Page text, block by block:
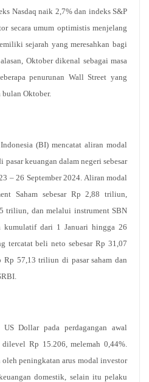
Nasdaq naik 2,7% dan indeks S&P
secara umum optimistis menjelang
sejarah yang meresahkan bagi
Oktober dikenal sebagai masa
penurunan Wall Street yang
Oktober.
(BI) mencatat aliran modal
keuangan dalam negeri sebesar
– 26 September 2024. Aliran modal
Saham sebesar Rp 2,88 triliun,
triliun, dan melalui instrument SBN
kumulatif dari 1 Januari hingga 26
tercatat beli neto sebesar Rp 31,07
57,13 triliun di pasar saham dan
Dollar pada perdagangan awal
Rp 15.206, melemah 0,44%.
peningkatan arus modal investor
domestik, selain itu pelaku